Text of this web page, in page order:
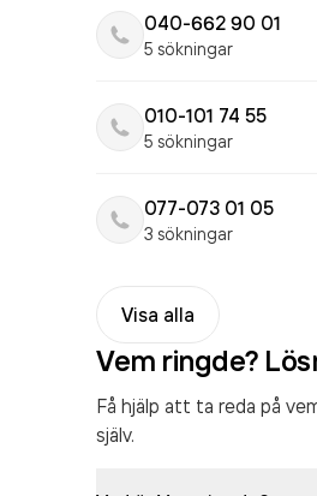
040-662 90 01
5 sökningar
010-101 74 55
5 sökningar
077-073 01 05
3 sökningar
Visa alla
Vem ringde?
Få hjälp att ta reda på
själv.